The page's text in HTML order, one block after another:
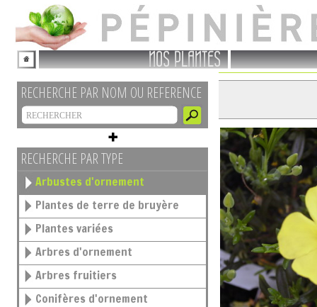
NOS PLANTES
RECHERCHE PAR NOM OU REFERENCE
RECHERCHE PAR TYPE
Arbustes d'ornement
Plantes de terre de bruyère
Plantes variées
Arbres d'ornement
Arbres fruitiers
Conifères d'ornement